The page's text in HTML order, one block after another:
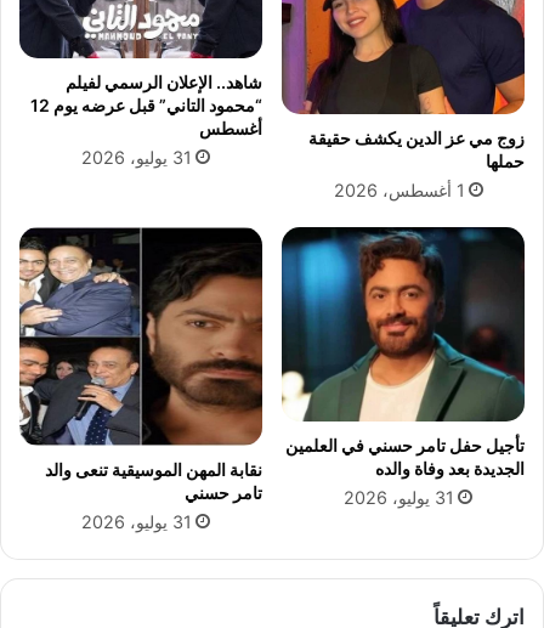
ث
ي
ل
ك
ن
ت
س
ت
ل
و
ر
ة
زوج مي عز الدين يكشف حقيقة
حملها
1 أغسطس، 2026
شاهد.. الإعلان الرسمي لفيلم
“محمود التاني” قبل عرضه يوم 12
أغسطس
31 يوليو، 2026
تأجيل حفل تامر حسني في العلمين
الجديدة بعد وفاة والده
31 يوليو، 2026
نقابة المهن الموسيقية تنعى والد
تامر حسني
31 يوليو، 2026
اترك تعليقاً